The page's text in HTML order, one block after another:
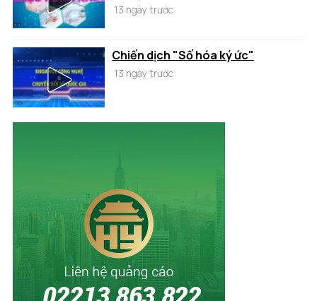
13 ngày trước
Chiến dịch "Số hóa ký ức"
13 ngày trước